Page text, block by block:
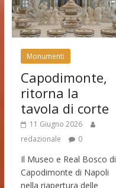
Monumenti
Capodimonte,
ritorna la
tavola di corte
11 Giugno 2026
redazionale
0
Il Museo e Real Bosco di
Capodimonte di Napoli
nella riapertura delle